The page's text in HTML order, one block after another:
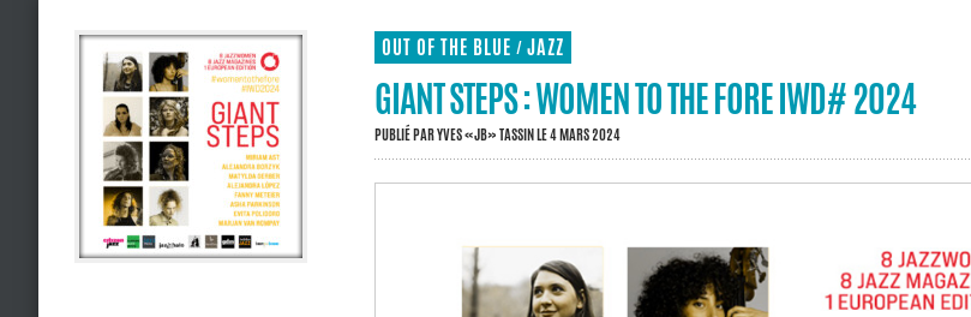
OUT OF THE BLUE / JAZZ
GIANT STEPS : WOMEN TO THE FORE IWD# 2024
PUBLIÉ PARYVES «JB» TASSINLE 4 MARS 2024